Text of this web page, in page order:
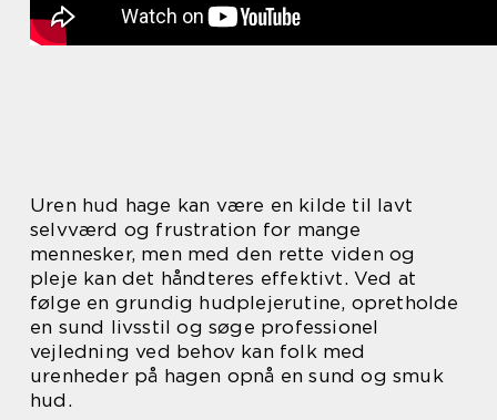
Uren hud hage kan være en kilde til lavt
selvværd og frustration for mange
mennesker, men med den rette viden og
pleje kan det håndteres effektivt. Ved at
følge en grundig hudplejerutine, opretholde
en sund livsstil og søge professionel
vejledning ved behov kan folk med
urenheder på hagen opnå en sund og smuk
hud.